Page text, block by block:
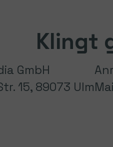
Klingt
GmbH
15, 89073 Ulm